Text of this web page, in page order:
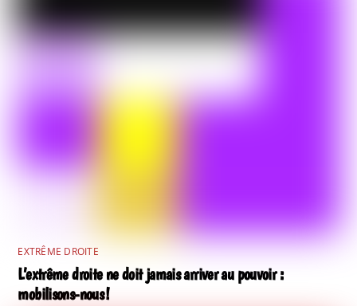
EXTRÊME DROITE
L’extrême droite ne doit jamais arriver au pouvoir :
mobilisons-nous !